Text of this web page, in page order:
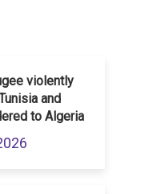
violently
and
to Algeria